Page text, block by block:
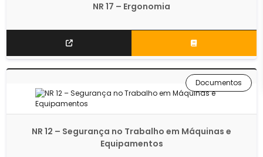
NR 17 – Ergonomia
NR 12 – Segurança no Trabalho em Máquinas e
Equipamentos
Documentos